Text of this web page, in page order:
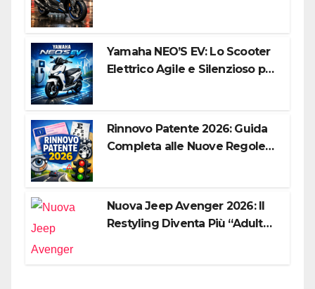
Yamaha NEO’S EV: Lo Scooter
Elettrico Agile e Silenzioso per
Rinnovo Patente 2026: Guida
Completa alle Nuove Regole,
Nuova Jeep Avenger 2026: Il
Restyling Diventa Più “Adulto”,